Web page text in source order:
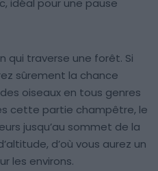
idéal pour une pause
qui traverse une forêt. Si
sûrement la chance
oiseaux en tous genres
cette partie champêtre, le
jusqu’au sommet de la
d’où vous aurez un
les environs.